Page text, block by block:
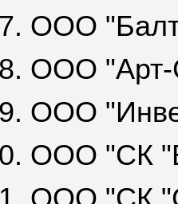
ООО
ООО "Арт-
ООО
ООО "СК